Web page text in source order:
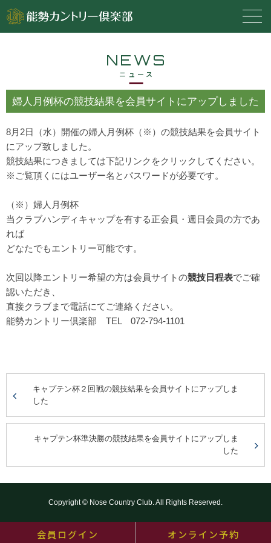
会員ログイン オンライン予約
NEWS
ニュース
婦人月例杯の競技結果を会員サイトにアップしました
8月2日（水）開催の婦人月例杯（※）の競技結果を会員サイト
にアップ致しました。
競技結果につきましては下記リンクをクリックしてください。
※ご覧頂くにはユーザー名とパスワードが必要です。
（※）婦人月例杯
当クラブハンディキャップを有する正会員・週日会員の方であ
れば
どなたでもエントリー可能です。
次回以降エントリー希望の方は会員サイトの競技日程表でご確
認いただき、
直接クラブまで電話にてご連絡ください。
能勢カントリー倶楽部 TEL 072-794-1101
キャプテン杯２回戦の競技結果を会員サイトにアップしま
した
キャプテン杯準決勝の競技結果を会員サイトにアップしま
した
Copyright © Nose Country Club. All Rights Reserved.